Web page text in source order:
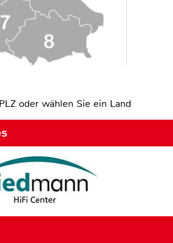
oder wählen Sie ein Land